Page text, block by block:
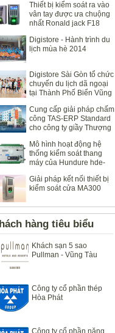
Thiết bị kiểm soát ra vào
vân tay được ưa chuộng
nhất Ronald jack F18
Digistore - Hành trình du
lịch mùa hè 2014
Digistore Sài Gòn tổ chức
chuyến du lịch dã ngoại
tại Thành Phố Biển Vũng
Cung cấp giải pháp chấm
công TAS-ERP Standard
cho công ty giầy Thượng
Mô hình hoạt động hệ
thống kiểm soát thang
máy của Hundure hde-
Giải pháp kết nối thiết bị
kiểm soát cửa MA300
hàng tiêu biểu
Khách sạn 5 sao
Pullman - Vũng Tàu
Công ty cổ phần thép
Hòa Phát
Công ty cổ phần năng